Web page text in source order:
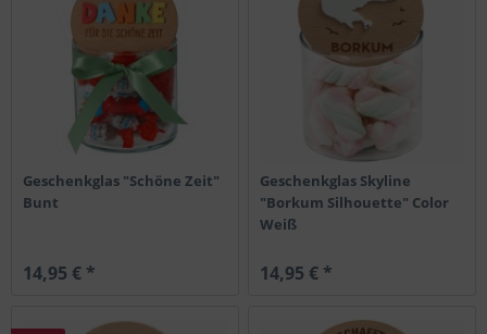
Geschenkglas "Schöne Zeit"
Bunt
14,95 € *
Geschenkglas Skyline
"Borkum Silhouette" Color
Weiß
14,95 € *